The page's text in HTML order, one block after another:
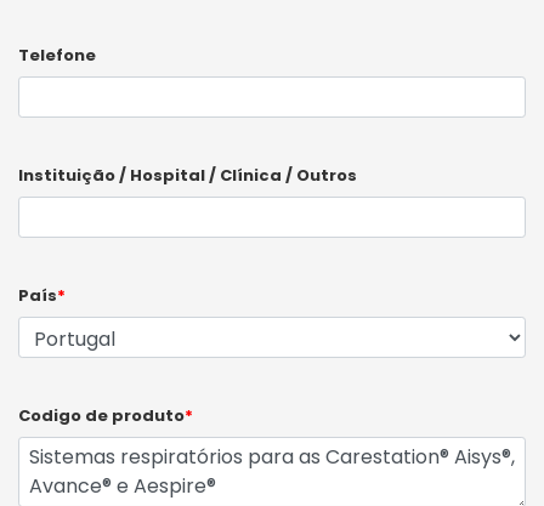
Telefone
Instituição / Hospital / Clínica / Outros
País*
Codigo de produto*